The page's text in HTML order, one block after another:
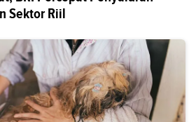
Sektor Riil